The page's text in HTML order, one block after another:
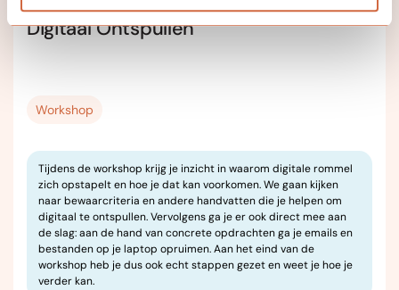
Digitaal Ontspullen
Workshop
Tijdens de workshop krijg je inzicht in waarom digitale rommel
zich opstapelt en hoe je dat kan voorkomen. We gaan kijken
naar bewaarcriteria en andere handvatten die je helpen om
digitaal te ontspullen. Vervolgens ga je er ook direct mee aan
de slag: aan de hand van concrete opdrachten ga je emails en
bestanden op je laptop opruimen. Aan het eind van de
workshop heb je dus ook echt stappen gezet en weet je hoe je
verder kan.